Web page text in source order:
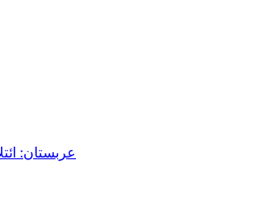
عربستان: